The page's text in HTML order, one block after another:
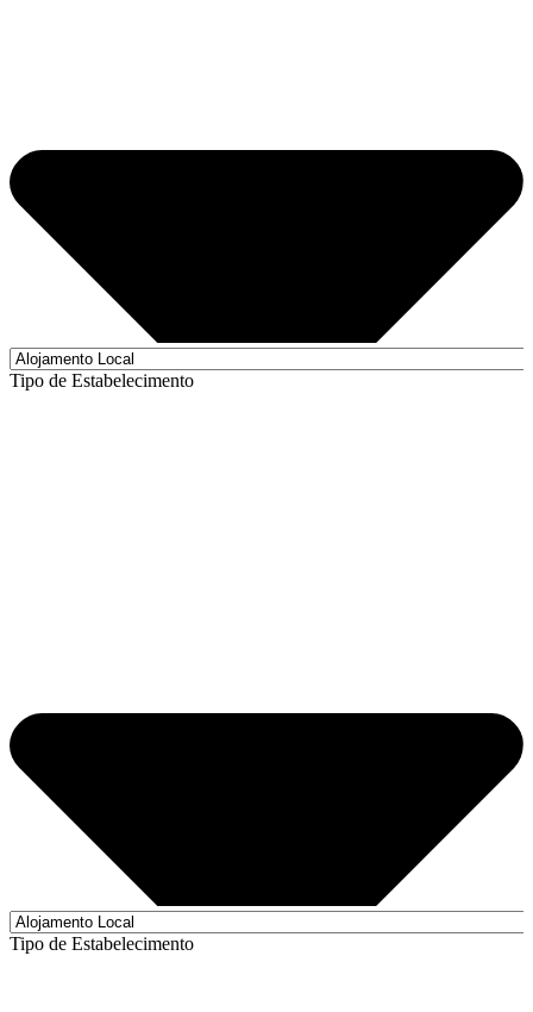
Tipo de Estabelecimento
Tipo de Estabelecimento